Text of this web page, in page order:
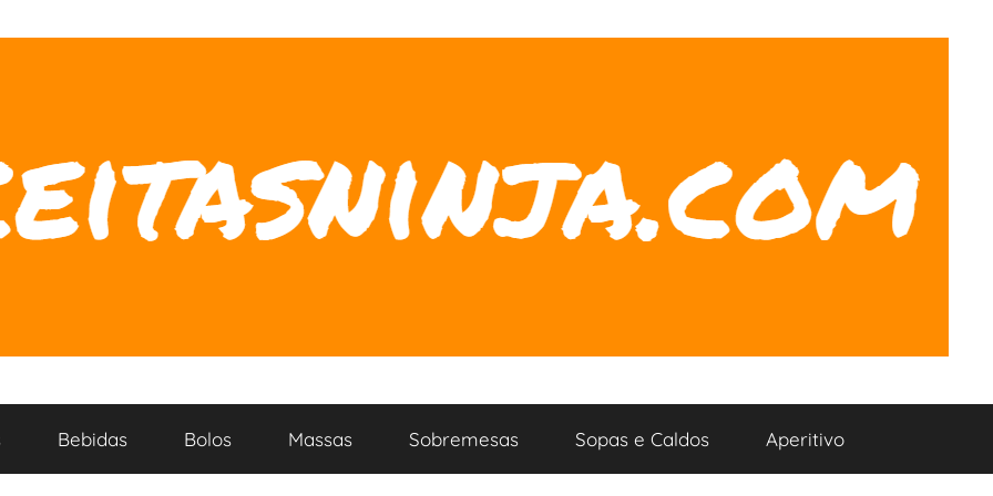
Bebidas Bolos Massas Sobremesas Sopas e Caldos Aperitivo